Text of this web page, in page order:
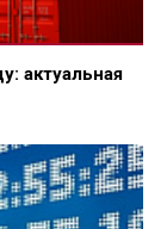
актуальная